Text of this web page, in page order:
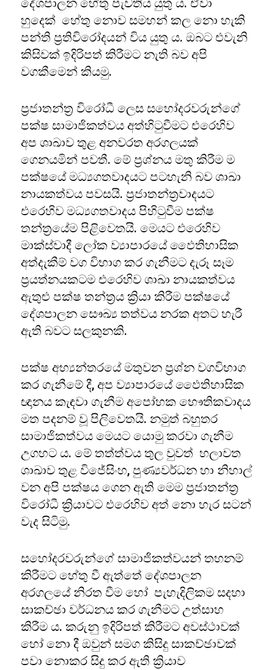
දේශපාලන හේතු පැවතිය යුතු ය. ඒවා
හුදෙක් හේතු නොව සමහන් කල නො හැකි
පන්ති ප්‍රතිවිරෝදයන් විය යුතු ය. ඔබට එවැනි
කිසිවක් ඉදිරිපත් කිරීමට නැති බව අපි
වගකීමෙන් කියමු.
ප්‍රජාතන්ත්‍ර විරෝධී ලෙස සහෝදරවරුන්ගේ
පක්ෂ සාමාජිකත්වය අත්හිටුවීමට එරෙහිව
අප ශාඛාව තුළ අනවරත අරගලයක්
ගෙනයමින් පවතී. මේ ප්‍රශ්නය මතු කිරීම ම
පක්ෂයේ මධ්‍යගතවාදයට පටහැනි බව ශාඛා
නායකත්වය පවසයි. ප්‍රජාතන්ත්‍රවාදයට
එරෙහිව මධ්‍යගතවාදය පිහිටුවීම පක්ෂ
තන්ත්‍රයේම පිළිවෙතයි. මෙයට එරෙහිව
මාක්ස්වාදී ලෝක ව්‍යාපාරයේ ඵෛතිහාසික
අත්දැකීම් වග විභාග කර ගැනීමට දැරූ සෑම
ප්‍රයත්නයකටම එරෙහිව ශාඛා නායකත්වය
ඇතුළු පක්ෂ තන්ත්‍රය ක්‍රියා කිරීම පක්ෂයේ
දේශපාලන ‌සෞඛ්‍ය තත්වය නරක අතට හැරී
ඇති බවට සලකුනකි.
පක්ෂ අභ්‍යන්තරයේ මතුවන ප්‍රශ්න වගවිභාග
කර ගැනීමේ දී, අප ව්‍යාපාරයේ ඵෛතිහාසික
ඥානය කැඳවා ගැනීම අපෝහක ‌භෞතිකවාදය
මත පදනම් වූ පිලිවෙතයි. නමුත් බහුතර
සාමාජිකත්වය මෙයට යොමු කරවා ගැනීම
උගහට ය. මේ තත්ත්වය තුල වුවත් හලාවත
ශාඛාව තුළ විජේසිංහ, පුණ්‍යවර්ධන හා නිහාල්
වන අපි පක්ෂය ගෙන ඇති මෙම ප්‍රජාතන්ත්‍ර
විරෝධී ක්‍රියාවට එරෙහිව අත් නො හැර සටන්
වැද සිටිමු.
සහෝදරවරුන්ගේ සාමාජිකත්වයන් තහනම්
කිරීමට හේතු වී ඇත්තේ දේශපාලන
අරගලයේ නිරත වීම හෝ පැහැදිලිකම සදහා
සාකච්ඡා වර්ධනය කර ගැනීමට උත්සාහ
කිරීම ය. කරුනු ඉදිරිපත් කිරීමට අවස්ථාවක්
හෝ නො දී ඔවුන් සමග කිසිදු සාකච්ඡාවක්
පවා නොකර සිදු කර ඇති ක්‍රියාව